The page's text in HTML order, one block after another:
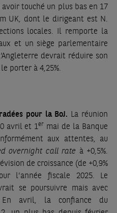
touché un plus bas en 17
UK, dont le dirigeant est N.
locales. Il remporte la
et un siège parlementaire
devrait réduire son
porter à 4,25%.
pour la BoJ. La réunion
avril et 1er mai de la Banque
aux attentes, au
overnight call rate à +0,5%.
de croissance (de +0,9%
l’année fiscale 2025. Le
se poursuivre mais avec
En avril, la confiance du